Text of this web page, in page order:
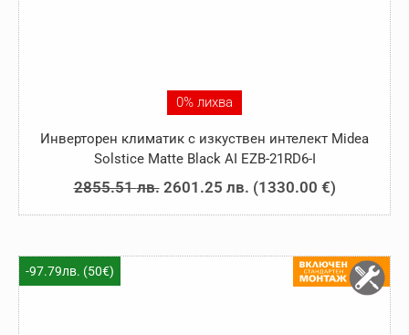
0% лихва
Инверторен климатик с изкуствен интелект Midea
Solstice Matte Black AI EZB-21RD6-I
2855.51лв. Original
price
2601.25 лв.Текущата
цена
2601.25 лв..
(1330.00 €)
-97.79лв. (50€)